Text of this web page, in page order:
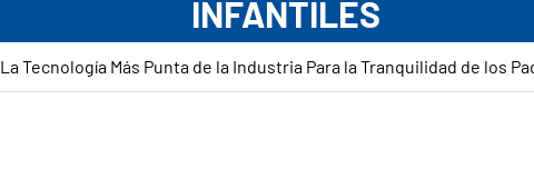
INFANTILES
La Tecnología Más Punta de la Industria Para la Tranquilidad de los